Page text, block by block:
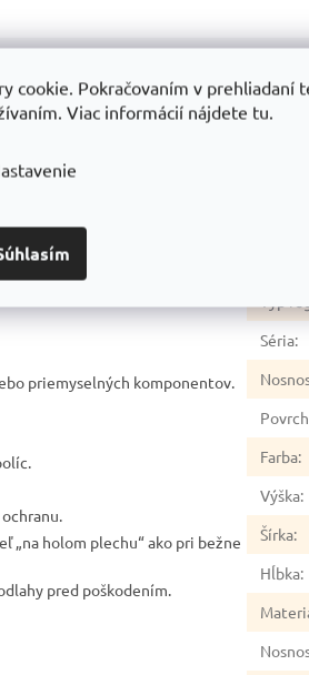
cookie. Pokračovaním v prehliadaní
Viac informácií nájdete tu.
priemyselných komponentov.
„na holom plechu“ ako pri bežne
pred poškodením.
Séria:
Farba:
Výška:
Šírka:
Hĺbka: